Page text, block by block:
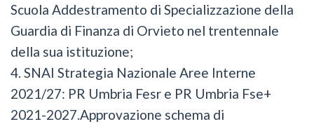
Scuola Addestramento di Specializzazione della
Guardia di Finanza di Orvieto nel trentennale
della sua istituzione;
4.⁠ ⁠SNAI Strategia Nazionale Aree Interne
2021/27: PR Umbria Fesr e PR Umbria Fse+
2021-2027.Approvazione schema di